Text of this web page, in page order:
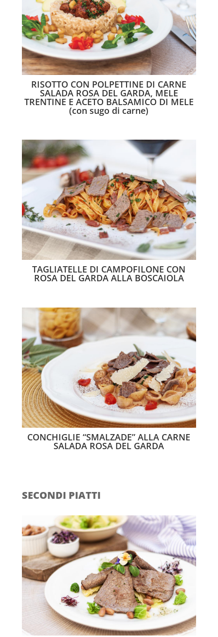
RISOTTO CON POLPETTINE DI CARNE
SALADA ROSA DEL GARDA, MELE
TRENTINE E ACETO BALSAMICO DI MELE
(con sugo di carne)
TAGLIATELLE DI CAMPOFILONE CON
ROSA DEL GARDA ALLA BOSCAIOLA
CONCHIGLIE “SMALZADE” ALLA CARNE
SALADA ROSA DEL GARDA
SECONDI PIATTI